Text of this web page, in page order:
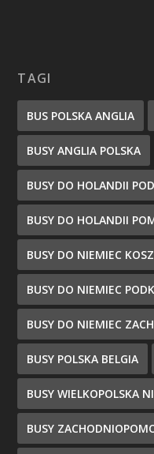
TAGI
BUS POLSKA ANGLIA
BUSY ANGLIA POLSKA
BUSY DO HOLANDII
BUSY DO HOLANDII
BUSY DO NIEMIEC
BUSY DO NIEMIEC
BUSY DO NIEMIEC
BUSY POLSKA BELGIA
BUSY WIELKOPOLSKA
BUSY